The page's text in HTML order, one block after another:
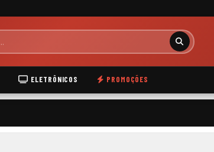
ELETRÔNICOS PROMOÇÕES